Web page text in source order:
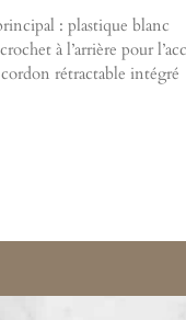
: plastique blanc
à l’arrière pour
rétractable intégré